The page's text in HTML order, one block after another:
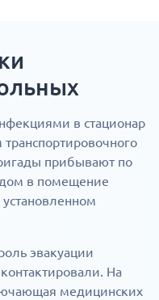
в стационар
прибывают по
в помещение
эвакуации
На
медицинских